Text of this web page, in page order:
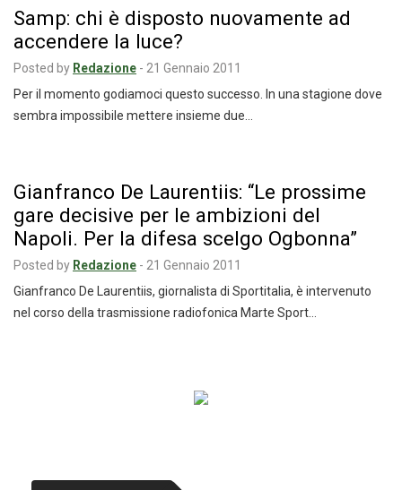
Samp: chi è disposto nuovamente ad
accendere la luce?
Posted by Redazione - 21 Gennaio 2011
Per il momento godiamoci questo successo. In una stagione dove
sembra impossibile mettere insieme due…
Gianfranco De Laurentiis: “Le prossime
gare decisive per le ambizioni del
Napoli. Per la difesa scelgo Ogbonna”
Posted by Redazione - 21 Gennaio 2011
Gianfranco De Laurentiis, giornalista di Sportitalia, è intervenuto
nel corso della trasmissione radiofonica Marte Sport…